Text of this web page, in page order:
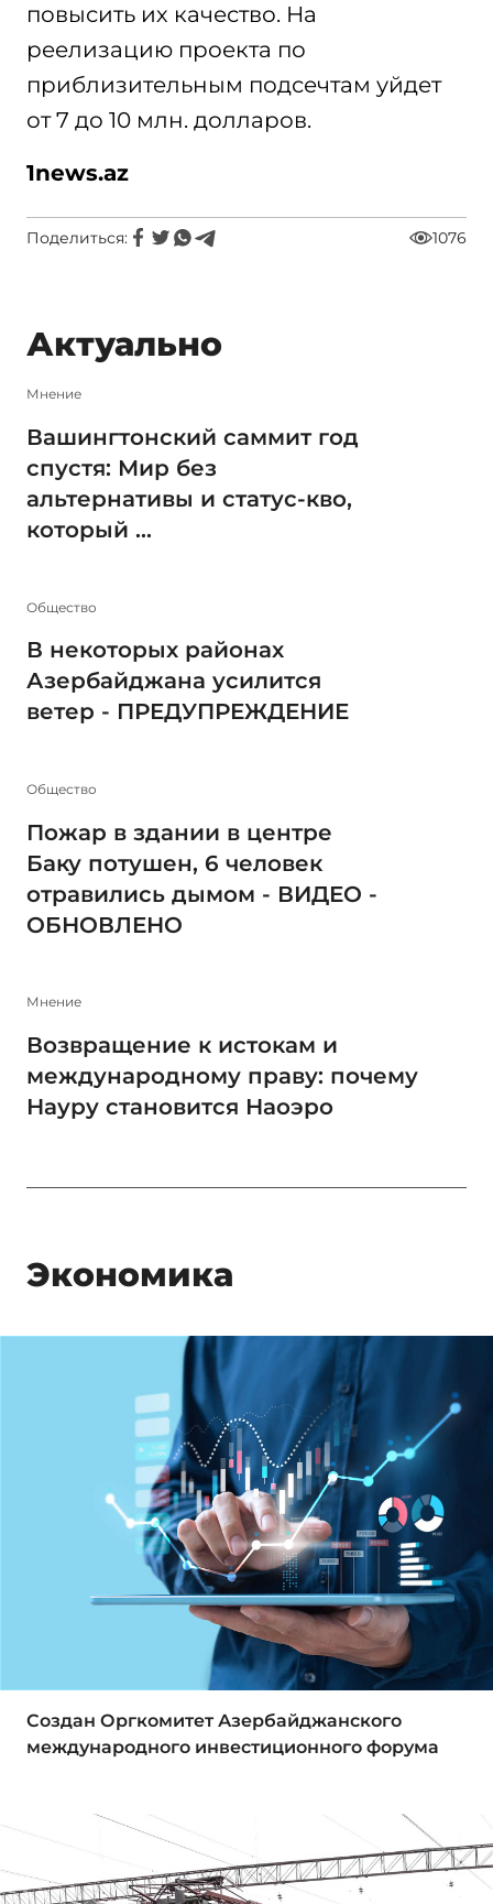
повысить их качество. На
реелизацию проекта по
приблизительным подсечтам уйдет
от 7 до 10 млн. долларов.
1news.az
Поделиться: 1076
Актуально
Мнение
Вашингтонский саммит год
спустя: Мир без
альтернативы и статус-кво,
который ...
Общество
В некоторых районах
Азербайджана усилится
ветер - ПРЕДУПРЕЖДЕНИЕ
Общество
Пожар в здании в центре
Баку потушен, 6 человек
отравились дымом - ВИДЕО -
ОБНОВЛЕНО
Мнение
Возвращение к истокам и
международному праву: почему
Науру становится Наоэро
Экономика
Создан Оргкомитет Азербайджанского
международного инвестиционного форума